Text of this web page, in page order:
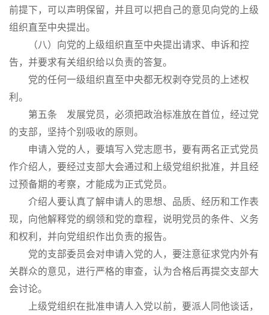
前提下，可以声明保留，并且可以把自己的意见向党的上级
组织直至中央提出。
（八）向党的上级组织直至中央提出请求、申诉和控
告，并要求有关组织给以负责的答复。
党的任何一级组织直至中央都无权剥夺党员的上述权
利。
第五条 发展党员，必须把政治标准放在首位，经过党
的支部，坚持个别吸收的原则。
申请入党的人，要填写入党志愿书，要有两名正式党员
作介绍人，要经过支部大会通过和上级党组织批准，并且经
过预备期的考察，才能成为正式党员。
介绍人要认真了解申请人的思想、品质、经历和工作表
现，向他解释党的纲领和党的章程，说明党员的条件、义务
和权利，并向党组织作出负责的报告。
党的支部委员会对申请入党的人，要注意征求党内外有
关群众的意见，进行严格的审查，认为合格后再提交支部大
会讨论。
上级党组织在批准申请人入党以前，要派人同他谈话，